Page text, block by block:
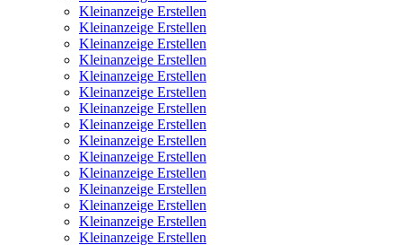
Kleinanzeige Erstellen
Kleinanzeige Erstellen
Kleinanzeige Erstellen
Kleinanzeige Erstellen
Kleinanzeige Erstellen
Kleinanzeige Erstellen
Kleinanzeige Erstellen
Kleinanzeige Erstellen
Kleinanzeige Erstellen
Kleinanzeige Erstellen
Kleinanzeige Erstellen
Kleinanzeige Erstellen
Kleinanzeige Erstellen
Kleinanzeige Erstellen
Kleinanzeige Erstellen